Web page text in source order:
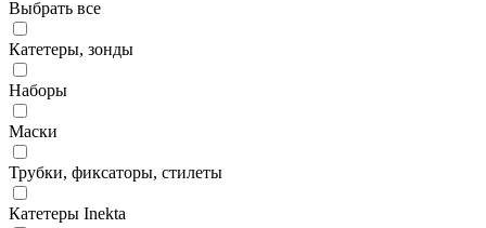
Выбрать все
Катетеры, зонды
Наборы
Маски
Трубки, фиксаторы, стилеты
Катетеры Inekta